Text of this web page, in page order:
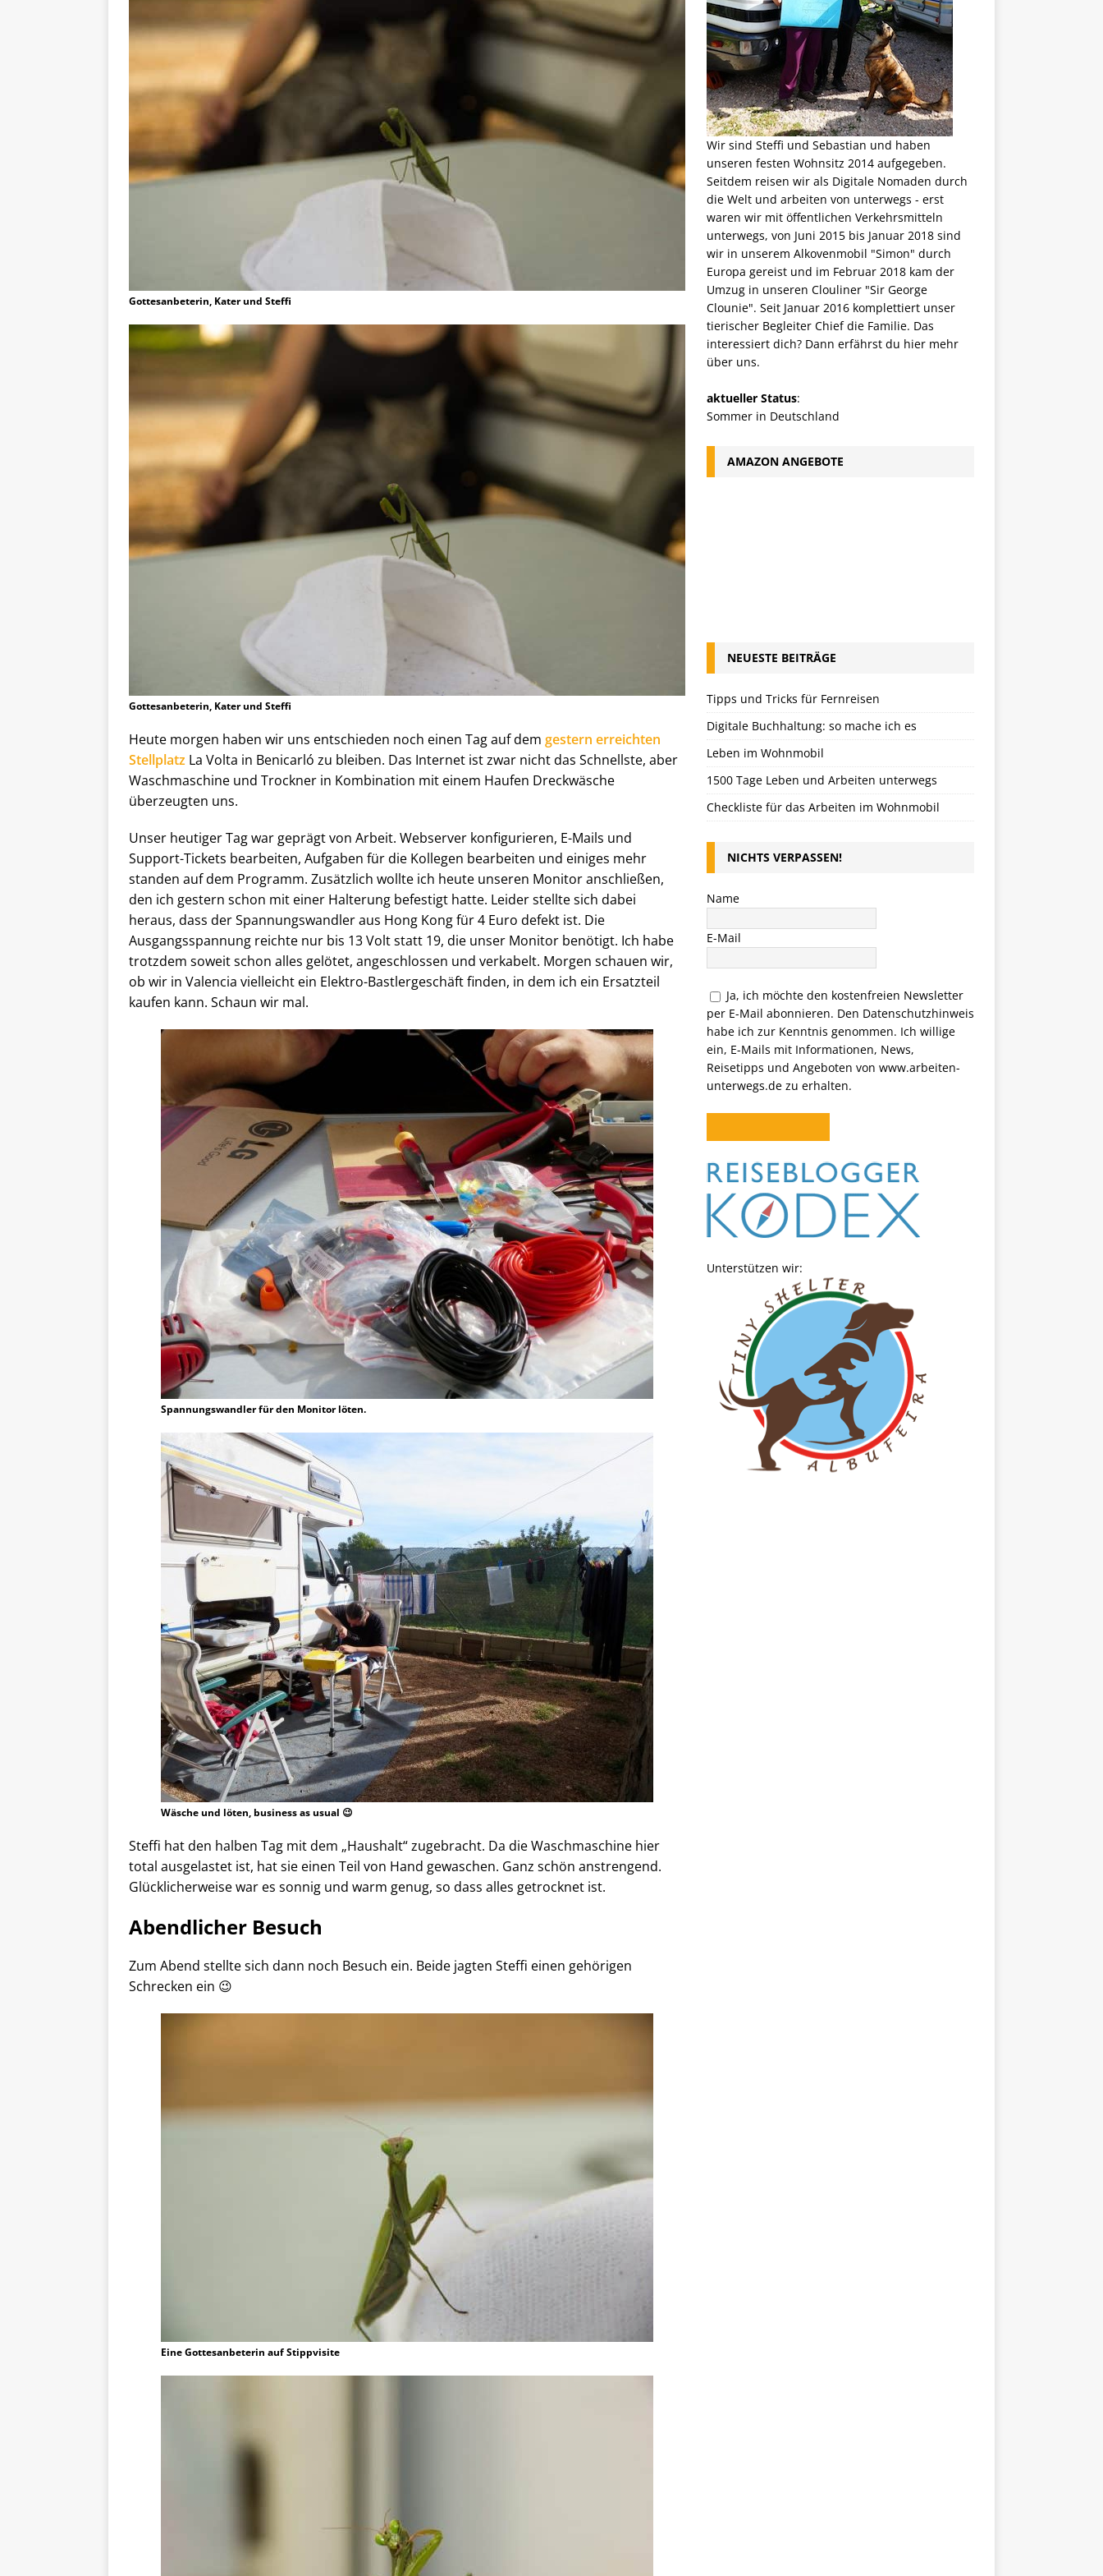
Gottesanbeterin, Kater und Steffi
Gottesanbeterin, Kater und Steffi
Heute morgen haben wir uns entschieden noch einen Tag auf dem gestern erreichten
Stellplatz La Volta in Benicarló zu bleiben. Das Internet ist zwar nicht das Schnellste, aber
Waschmaschine und Trockner in Kombination mit einem Haufen Dreckwäsche
überzeugten uns.
Unser heutiger Tag war geprägt von Arbeit. Webserver konfigurieren, E-Mails und
Support-Tickets bearbeiten, Aufgaben für die Kollegen bearbeiten und einiges mehr
standen auf dem Programm. Zusätzlich wollte ich heute unseren Monitor anschließen,
den ich gestern schon mit einer Halterung befestigt hatte. Leider stellte sich dabei
heraus, dass der Spannungswandler aus Hong Kong für 4 Euro defekt ist. Die
Ausgangsspannung reichte nur bis 13 Volt statt 19, die unser Monitor benötigt. Ich habe
trotzdem soweit schon alles gelötet, angeschlossen und verkabelt. Morgen schauen wir,
ob wir in Valencia vielleicht ein Elektro-Bastlergeschäft finden, in dem ich ein Ersatzteil
kaufen kann. Schaun wir mal.
Spannungswandler für den Monitor löten.
Wäsche und löten, business as usual 😉
Steffi hat den halben Tag mit dem „Haushalt“ zugebracht. Da die Waschmaschine hier
total ausgelastet ist, hat sie einen Teil von Hand gewaschen. Ganz schön anstrengend.
Glücklicherweise war es sonnig und warm genug, so dass alles getrocknet ist.
Abendlicher Besuch
Zum Abend stellte sich dann noch Besuch ein. Beide jagten Steffi einen gehörigen
Schrecken ein 😉
Eine Gottesanbeterin auf Stippvisite
Wir sind Steffi und Sebastian und haben
unseren festen Wohnsitz 2014 aufgegeben.
Seitdem reisen wir als Digitale Nomaden durch
die Welt und arbeiten von unterwegs - erst
waren wir mit öffentlichen Verkehrsmitteln
unterwegs, von Juni 2015 bis Januar 2018 sind
wir in unserem Alkovenmobil "Simon" durch
Europa gereist und im Februar 2018 kam der
Umzug in unseren Clouliner "Sir George
Clounie". Seit Januar 2016 komplettiert unser
tierischer Begleiter Chief die Familie. Das
interessiert dich? Dann erfährst du hier mehr
über uns.
aktueller Status:
Sommer in Deutschland
AMAZON ANGEBOTE
NEUESTE BEITRÄGE
Tipps und Tricks für Fernreisen
Digitale Buchhaltung: so mache ich es
Leben im Wohnmobil
1500 Tage Leben und Arbeiten unterwegs
Checkliste für das Arbeiten im Wohnmobil
NICHTS VERPASSEN!
Name
E-Mail
Ja, ich möchte den kostenfreien Newsletter
per E-Mail abonnieren. Den Datenschutzhinweis
habe ich zur Kenntnis genommen. Ich willige
ein, E-Mails mit Informationen, News,
Reisetipps und Angeboten von www.arbeiten-
unterwegs.de zu erhalten.
Unterstützen wir: